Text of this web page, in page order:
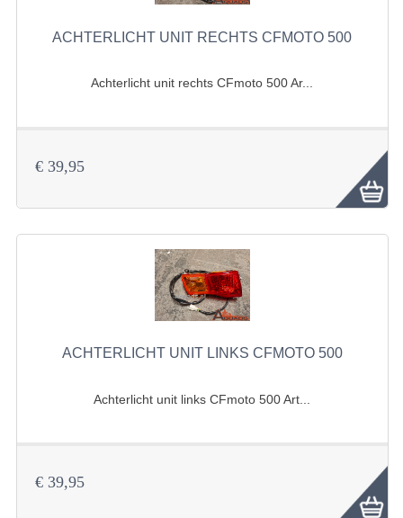
MOTOR
UITLAAT SYSTEEM
VERLICHTING
WIEL OPHANGING
WIELEN EN BANDEN
ACHTERLICHT UNIT RECHTS CFMOTO 500
Achterlicht unit rechts CFmoto 500 Ar...
€ 39,95
ACHTERLICHT UNIT LINKS CFMOTO 500
Achterlicht unit links CFmoto 500 Art...
€ 39,95